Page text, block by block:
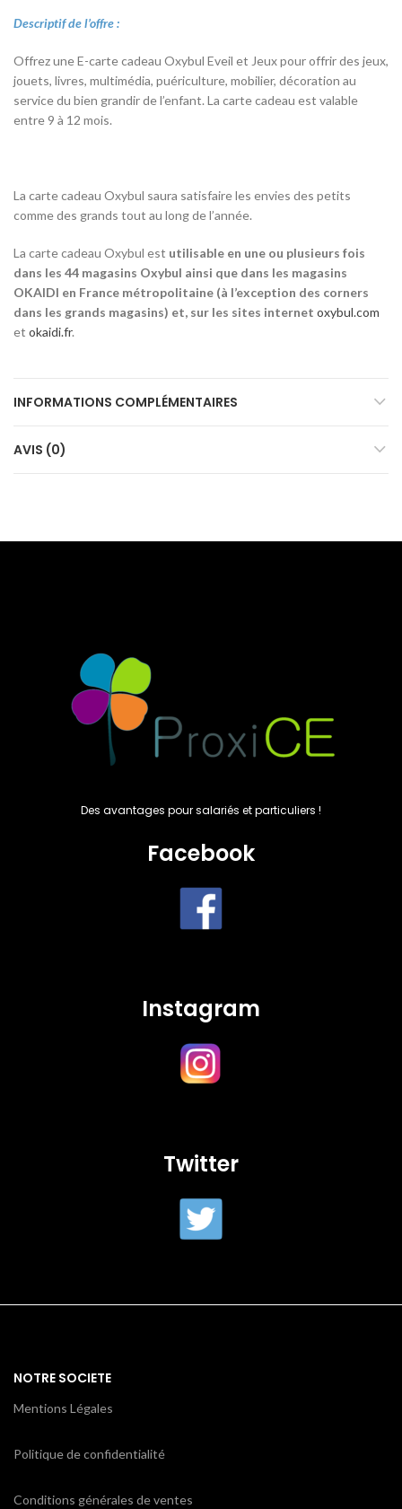
Descriptif de l’offre :
Offrez une E-carte cadeau Oxybul Eveil et Jeux pour offrir des jeux,
jouets, livres, multimédia, puériculture, mobilier, décoration au
service du bien grandir de l’enfant. La carte cadeau est valable
entre 9 à 12 mois.
La carte cadeau Oxybul saura satisfaire les envies des petits
comme des grands tout au long de l’année.
La carte cadeau Oxybul est utilisable en une ou plusieurs fois
dans les 44 magasins Oxybul ainsi que dans les magasins
OKAIDI en France métropolitaine (à l’exception des corners
dans les grands magasins) et, sur les sites internet oxybul.com
et okaidi.fr.
INFORMATIONS COMPLÉMENTAIRES
AVIS (0)
Des avantages pour salariés et particuliers !
Facebook
Instagram
Twitter
NOTRE SOCIETE
Mentions Légales
Politique de confidentialité
Conditions générales de ventes